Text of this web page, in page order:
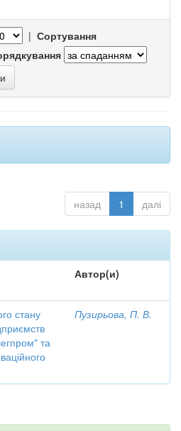
| Сортування
назад 1 далі
Автор(и)
стану
та
Пузирьова, П. В.